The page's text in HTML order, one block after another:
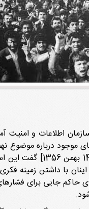
اطلاعات و امنیت
موجود درباره موضوع
که می‌توان تا
با داشتن زمینه
حاکم جایی برای